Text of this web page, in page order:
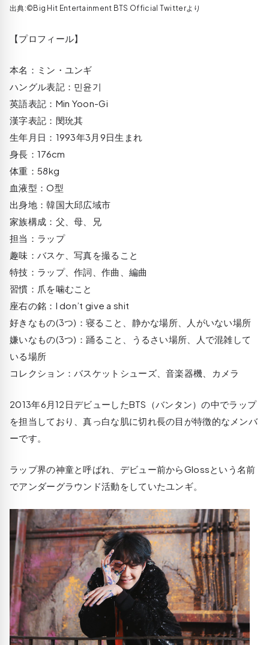
出典:©Big Hit Entertainment BTS Official Twitterより
【プロフィール】
本名：ミン・ユンギ
ハングル表記：민윤기
英語表記：Min Yoon-Gi
漢字表記：閔玧其
生年月日：1993年3月9日生まれ
身長：176cm
体重：58kg
血液型：O型
出身地：韓国大邱広域市
家族構成：父、母、兄
担当：ラップ
趣味：バスケ、写真を撮ること
特技：ラップ、作詞、作曲、編曲
習慣：爪を噛むこと
座右の銘：I don’t give a shit
好きなもの(3つ)：寝ること、静かな場所、人がいない場所
嫌いなもの(3つ)：踊ること、うるさい場所、人で混雑して
いる場所
コレクション：バスケットシューズ、音楽器機、カメラ
2013年6月12日デビューしたBTS（バンタン）の中でラップ
を担当しており、真っ白な肌に切れ長の目が特徴的なメンバ
ーです。
ラップ界の神童と呼ばれ、デビュー前からGlossという名前
でアンダーグラウンド活動をしていたユンギ。